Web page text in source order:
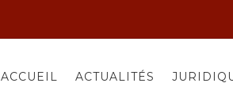
ACCUEIL ACTUALITÉS